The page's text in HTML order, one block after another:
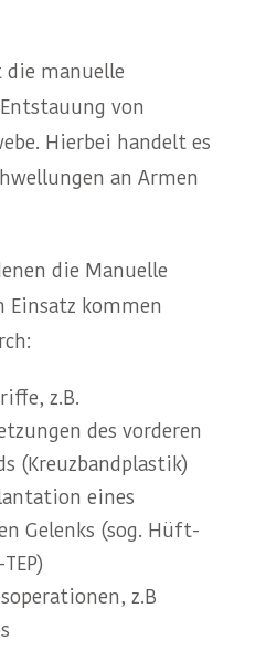
manuelle
von
Hierbei handelt es
an Armen
die Manuelle
Einsatz kommen
z.B.
des vorderen
(Kreuzbandplastik)
eines
Gelenks (sog. Hüft-
z.B